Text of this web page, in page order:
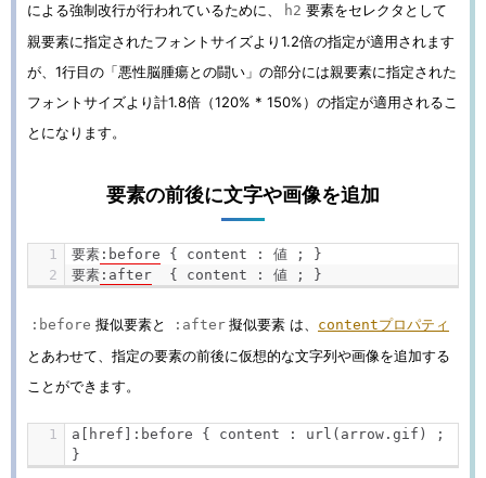
による強制改行が行われているために、
h2 要素をセレクタとして
親要素に指定されたフォントサイズより1.2倍の指定が適用されます
が、1行目の「悪性脳腫瘍との闘い」の部分には親要素に指定された
フォントサイズより計1.8倍（120% * 150%）の指定が適用されるこ
とになります。
要素の前後に文字や画像を追加
要素 : before { content : 値 ;
}
要素 : after { content : 値 ; }
:before 擬似要素と :after 擬似要素 は、 contentプロパティ
とあわせて、指定の要素の前後に仮想的な文字列や画像を追加する
ことができます。
a [ href ]: before { content : url ( arrow . gif )
;
}